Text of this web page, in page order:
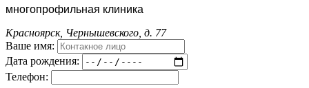
многопрофильная клиника
Красноярск, Чернышевского, д. 77
Ваше имя:
Дата рождения:
Телефон: